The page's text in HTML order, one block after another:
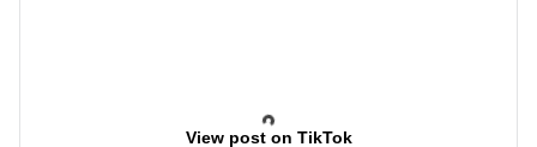
View post on TikTok